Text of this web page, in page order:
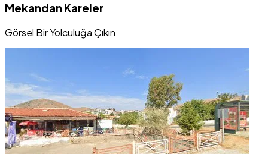
Mekandan Kareler
Görsel Bir Yolculuğa Çıkın